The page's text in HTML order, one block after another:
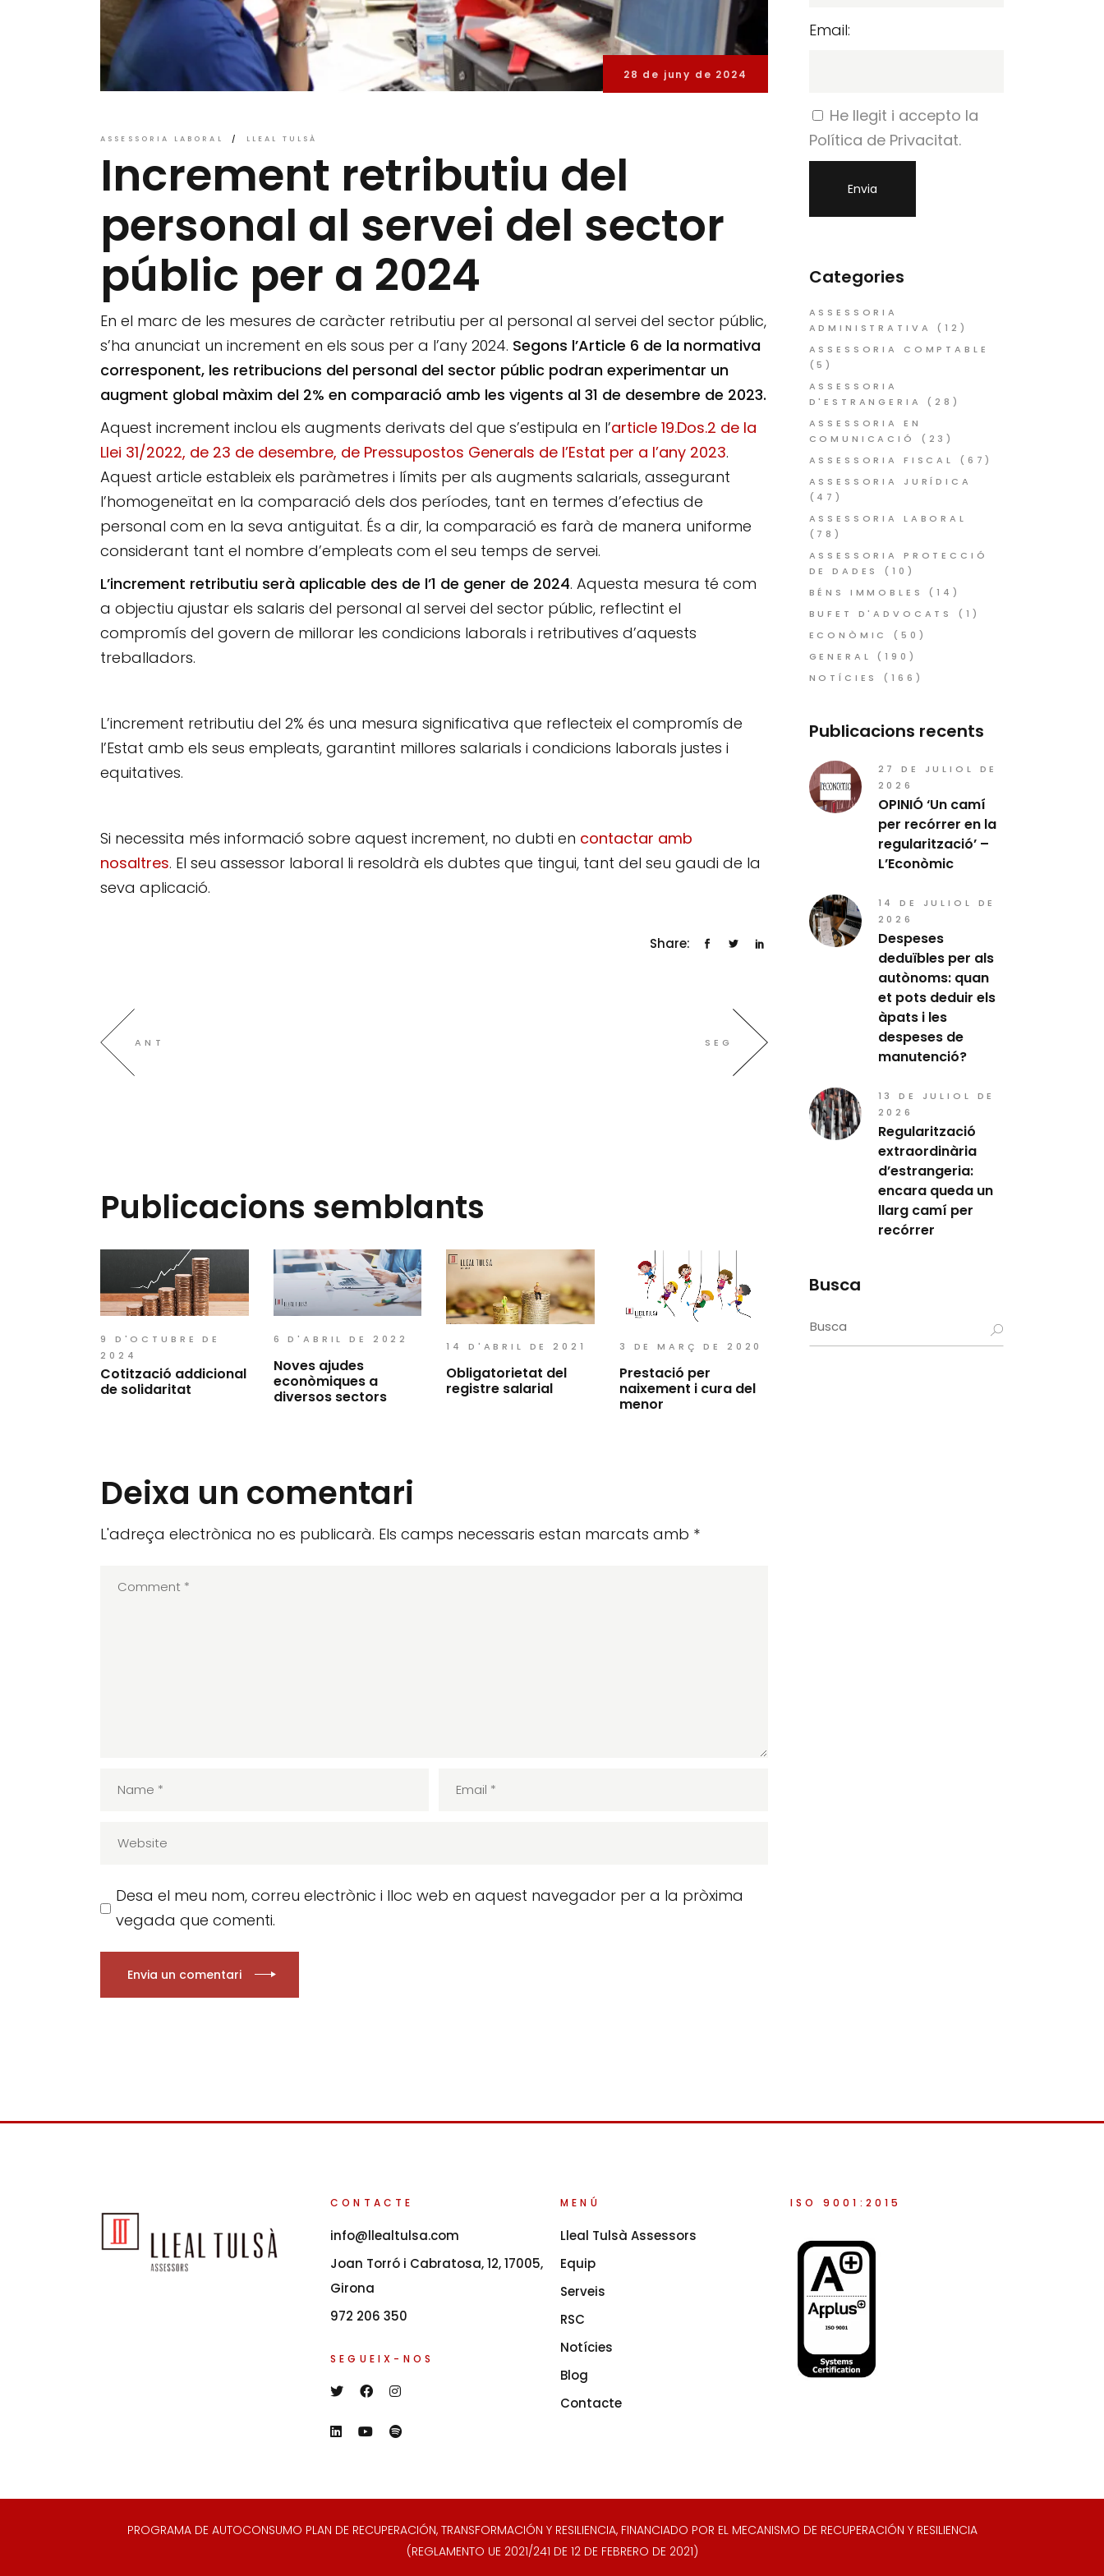
28 de juny de 2024
ASSESSORIA LABORAL LLEAL TULSÀ
Increment retributiu del
personal al servei del sector
públic per a 2024
En el marc de les mesures de caràcter retributiu per al personal al servei del sector públic,
s’ha anunciat un increment en els sous per a l’any 2024. Segons l’Article 6 de la normativa
corresponent, les retribucions del personal del sector públic podran experimentar un
augment global màxim del 2% en comparació amb les vigents al 31 de desembre de 2023.
Aquest increment inclou els augments derivats del que s’estipula en l’article 19.Dos.2 de la
Llei 31/2022, de 23 de desembre, de Pressupostos Generals de l’Estat per a l’any 2023.
Aquest article estableix els paràmetres i límits per als augments salarials, assegurant
l’homogeneïtat en la comparació dels dos períodes, tant en termes d’efectius de
personal com en la seva antiguitat. És a dir, la comparació es farà de manera uniforme
considerant tant el nombre d’empleats com el seu temps de servei.
L’increment retributiu serà aplicable des de l’1 de gener de 2024. Aquesta mesura té com
a objectiu ajustar els salaris del personal al servei del sector públic, reflectint el
compromís del govern de millorar les condicions laborals i retributives d’aquests
treballadors.
L’increment retributiu del 2% és una mesura significativa que reflecteix el compromís de
l’Estat amb els seus empleats, garantint millores salarials i condicions laborals justes i
equitatives.
Si necessita més informació sobre aquest increment, no dubti en contactar amb
nosaltres. El seu assessor laboral li resoldrà els dubtes que tingui, tant del seu gaudi de la
seva aplicació.
Share:
ANT SEG
Publicacions semblants
9 D'OCTUBRE DE
2024
Cotització addicional
de solidaritat
6 D'ABRIL DE 2022
Noves ajudes
econòmiques a
diversos sectors
14 D'ABRIL DE 2021
Obligatorietat del
registre salarial
3 DE MARÇ DE 2020
Prestació per
naixement i cura del
menor
Deixa un comentari
L'adreça electrònica no es publicarà. Els camps necessaris estan marcats amb *
Desa el meu nom, correu electrònic i lloc web en aquest navegador per a la pròxima
vegada que comenti.
Envia un comentari
Email:
He llegit i accepto la
Política de Privacitat.
Categories
ASSESSORIA
ADMINISTRATIVA
(12)
ASSESSORIA COMPTABLE
(5)
ASSESSORIA
D'ESTRANGERIA
(28)
ASSESSORIA EN
COMUNICACIÓ
(23)
ASSESSORIA FISCAL
(67)
ASSESSORIA JURÍDICA
(47)
ASSESSORIA LABORAL
(78)
ASSESSORIA PROTECCIÓ
DE DADES
(10)
BÉNS IMMOBLES
(14)
BUFET D'ADVOCATS
(1)
ECONÒMIC
(50)
GENERAL
(190)
NOTÍCIES
(166)
Publicacions recents
27 DE JULIOL DE
2026
OPINIÓ ‘Un camí
per recórrer en la
regularització’ –
L’Econòmic
14 DE JULIOL DE
2026
Despeses
deduïbles per als
autònoms: quan
et pots deduir els
àpats i les
despeses de
manutenció?
13 DE JULIOL DE
2026
Regularització
extraordinària
d’estrangeria:
encara queda un
llarg camí per
recórrer
Busca
Search
for:
CONTACTE
info@llealtulsa.com
Joan Torró i Cabratosa, 12, 17005,
Girona
972 206 350
SEGUEIX-NOS
MENÚ
Lleal Tulsà Assessors
Equip
Serveis
RSC
Notícies
Blog
Contacte
ISO 9001:2015
PROGRAMA DE AUTOCONSUMO PLAN DE RECUPERACIÓN, TRANSFORMACIÓN Y RESILIENCIA, FINANCIADO POR EL MECANISMO DE RECUPERACIÓN Y RESILIENCIA
(REGLAMENTO UE 2021/241 DE 12 DE FEBRERO DE 2021)